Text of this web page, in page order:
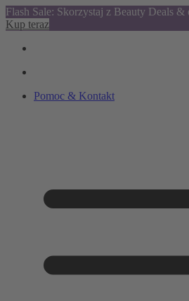
Flash Sale: Skorzystaj z Beauty Deals &
Kup teraz
Pomoc & Kontakt